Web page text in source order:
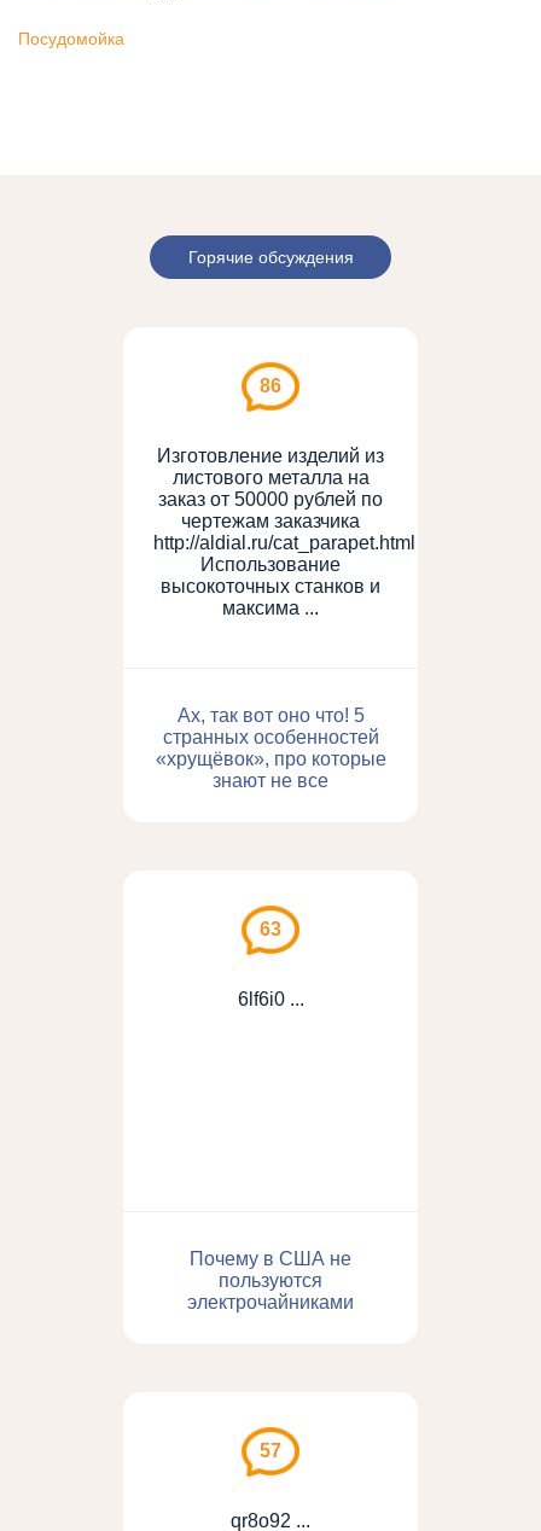
Посудомойка
Горячие обсуждения
86
Изготовление изделий из
листового металла на
заказ от 50000 рублей по
чертежам заказчика
http://aldial.ru/cat_parapet.html
Использование
высокоточных станков и
максима ...
Ах, так вот оно что! 5
странных особенностей
«хрущёвок», про которые
знают не все
63
6lf6i0 ...
Почему в США не
пользуются
электрочайниками
57
qr8o92 ...